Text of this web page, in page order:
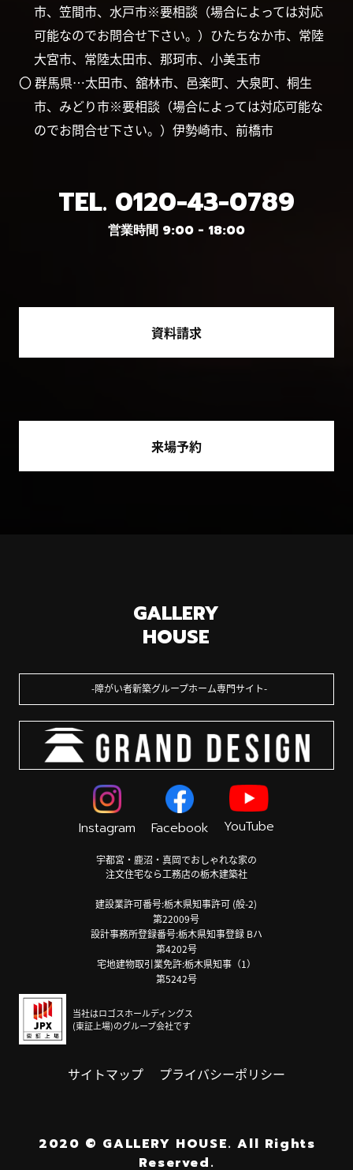
市、笠間市、水戸市※要相談（場合によっては対応
可能なのでお問合せ下さい。）ひたちなか市、常陸
大宮市、常陸太田市、那珂市、小美玉市
〇 群馬県…太田市、舘林市、邑楽町、大泉町、桐生
市、みどり市※要相談（場合によっては対応可能な
のでお問合せ下さい。）伊勢崎市、前橋市
TEL. 0120-43-0789
営業時間 9:00 - 18:00
資料請求
来場予約
GALLERY
HOUSE
障がい者新築グループホーム専門サイト
Instagram Facebook YouTube
宇都宮・鹿沼・真岡でおしゃれな家の
注文住宅なら工務店の栃木建築社
建設業許可番号:栃木県知事許可 (般-2)
第22009号
設計事務所登録番号:栃木県知事登録 Bハ
第4202号
宅地建物取引業免許:栃木県知事（1）
第5242号
当社はロゴスホールディングス
(東証上場)のグループ会社です
サイトマップ プライバシーポリシー
2020 © GALLERY HOUSE. All Rights
Reserved.